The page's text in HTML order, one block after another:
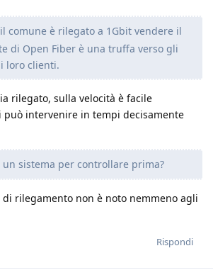
comune è rilegato a 1Gbit vendere il
di Open Fiber è una truffa verso gli
loro clienti.
rilegato, sulla velocità è facile
può intervenire in tempi decisamente
un sistema per controllare prima?
rilegamento non è noto nemmeno agli
Rispondi